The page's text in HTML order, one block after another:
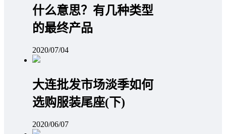
什么意思？有几种类型
的最终产品
2020/07/04
大连批发市场淡季如何
选购服装尾座(下)
2020/06/07